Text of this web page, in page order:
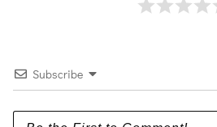
Subscribe